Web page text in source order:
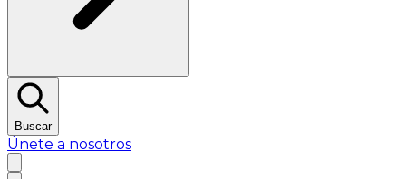
Buscar
Únete a nosotros